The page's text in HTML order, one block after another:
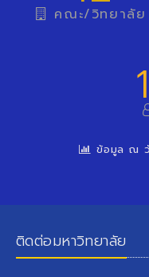
คณะ/วิทยาลัย
ข้อมูล ณ วั
ติดต่อมหาวิทยาลัย